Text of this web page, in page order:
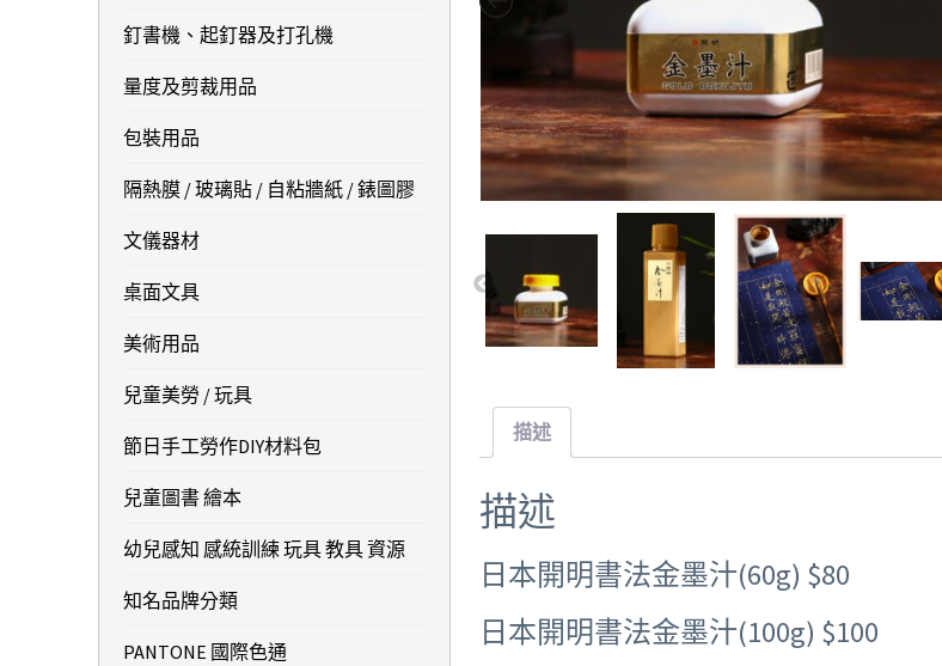
描述
描述
日本開明書法金墨汁(60g) $80
日本開明書法金墨汁(100g) $100
釘書機、起釘器及打孔機
量度及剪裁用品
包裝用品
隔熱膜 / 玻璃貼 / 自粘牆紙 / 錶圖膠
文儀器材
桌面文具
美術用品
兒童美勞 / 玩具
節日手工勞作DIY材料包
兒童圖書 繪本
幼兒感知 感統訓練 玩具 教具 資源
知名品牌分類
PANTONE 國際色通